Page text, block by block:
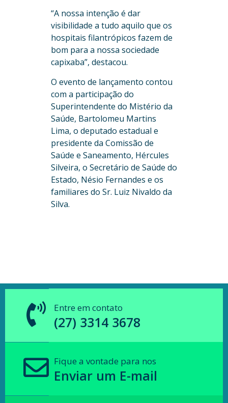
“A nossa intenção é dar
visibilidade a tudo aquilo que os
hospitais filantrópicos fazem de
bom para a nossa sociedade
capixaba”, destacou.
O evento de lançamento contou
com a participação do
Superintendente do Mistério da
Saúde, Bartolomeu Martins
Lima, o deputado estadual e
presidente da Comissão de
Saúde e Saneamento, Hércules
Silveira, o Secretário de Saúde do
Estado, Nésio Fernandes e os
familiares do Sr. Luiz Nivaldo da
Silva.
Entre em contato
(27) 3314 3678
Fique a vontade para nos
Enviar um E-mail